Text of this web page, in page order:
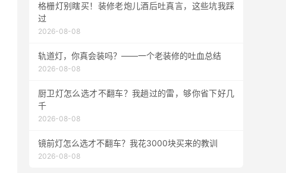
格栅灯别瞎买！装修老炮儿酒后吐真言，这些坑我踩
过
2026-08-08
轨道灯，你真会装吗？——一个老装修的吐血总结
2026-08-08
厨卫灯怎么选才不翻车？我趟过的雷，够你省下好几
千
2026-08-08
镜前灯怎么选才不翻车？我花3000块买来的教训
2026-08-08